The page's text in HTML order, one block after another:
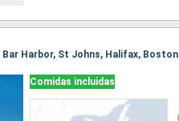
Harbor, St Johns, Halifax, Boston
Comidas incluidas